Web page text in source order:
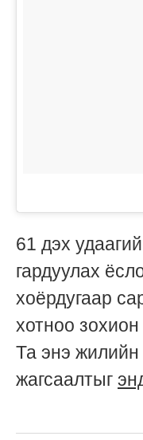
61 дэх
гардуулах
хоёрдугаар
хотноо зохион
Та энэ
жагсаалтыг